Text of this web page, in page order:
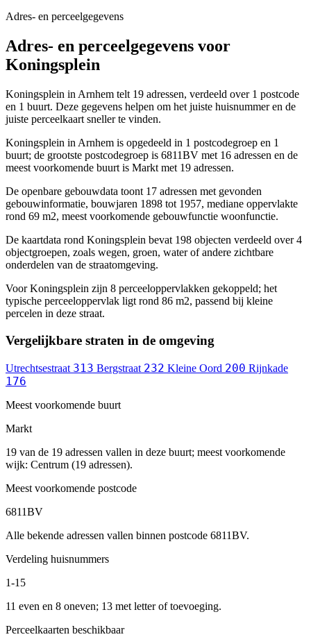
Adres- en perceelgegevens
Adres- en perceelgegevens voor
Koningsplein
Koningsplein in Arnhem telt 19 adressen, verdeeld over 1 postcode
en 1 buurt. Deze gegevens helpen om het juiste huisnummer en de
juiste perceelkaart sneller te vinden.
Koningsplein in Arnhem is opgedeeld in 1 postcodegroep en 1
buurt; de grootste postcodegroep is 6811BV met 16 adressen en de
meest voorkomende buurt is Markt met 19 adressen.
De openbare gebouwdata toont 17 adressen met gevonden
gebouwinformatie, bouwjaren 1898 tot 1957, mediane oppervlakte
rond 69 m2, meest voorkomende gebouwfunctie woonfunctie.
De kaartdata rond Koningsplein bevat 198 objecten verdeeld over 4
objectgroepen, zoals wegen, groen, water of andere zichtbare
onderdelen van de straatomgeving.
Voor Koningsplein zijn 8 perceeloppervlakken gekoppeld; het
typische perceeloppervlak ligt rond 86 m2, passend bij kleine
percelen in deze straat.
Vergelijkbare straten in de omgeving
Utrechtsestraat 313 Bergstraat 232 Kleine Oord 200 Rijnkade
176
Meest voorkomende buurt
Markt
19 van de 19 adressen vallen in deze buurt; meest voorkomende
wijk: Centrum (19 adressen).
Meest voorkomende postcode
6811BV
Alle bekende adressen vallen binnen postcode 6811BV.
Verdeling huisnummers
1-15
11 even en 8 oneven; 13 met letter of toevoeging.
Perceelkaarten beschikbaar